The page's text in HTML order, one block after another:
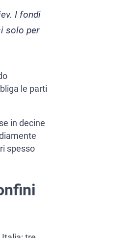
I fondi
solo per
le parti
in decine
spesso